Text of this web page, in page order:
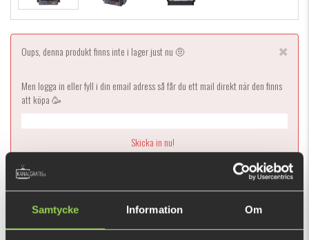
Samtycke Information Om
Oups, denna produkt finns inte i lager just nu 🤨
Men logga in eller fyll i din email adress så får du ett mail direkt när den finns
att köpa 🥳
1099 kr